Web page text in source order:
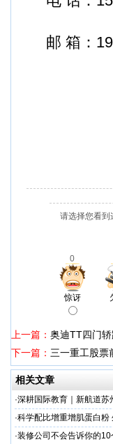
邮 箱：
发
请选择您看到
0
惊讶
上一篇： 奥迪TT四门
下一篇： 三一重工股票
相关文章
·深耕国际教育｜新航道苏
学备考之路
·科学配比增重增肌蛋白粉
源头定制
·装修公司不会告诉你的